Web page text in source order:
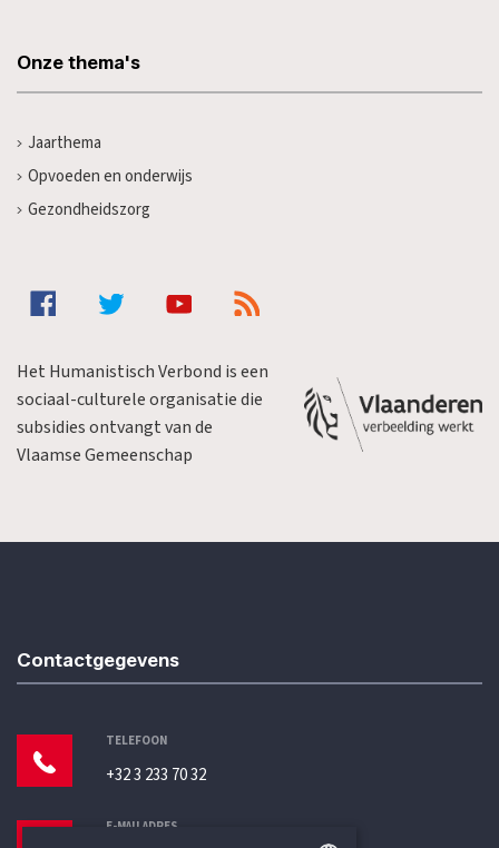
Onze thema's
Jaarthema
Opvoeden en onderwijs
Gezondheidszorg
Het Humanistisch Verbond is een
sociaal-culturele organisatie die
subsidies ontvangt van de
Vlaamse Gemeenschap
Contactgegevens
TELEFOON
+32 3 233 70 32
E-MAILADRES